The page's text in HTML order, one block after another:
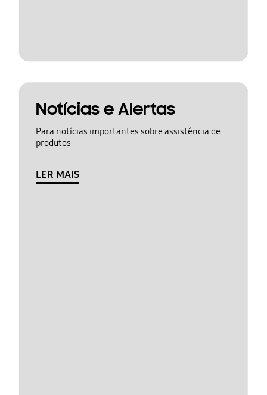
Notícias e Alertas
Para notícias importantes sobre assistência de
produtos
LER MAIS